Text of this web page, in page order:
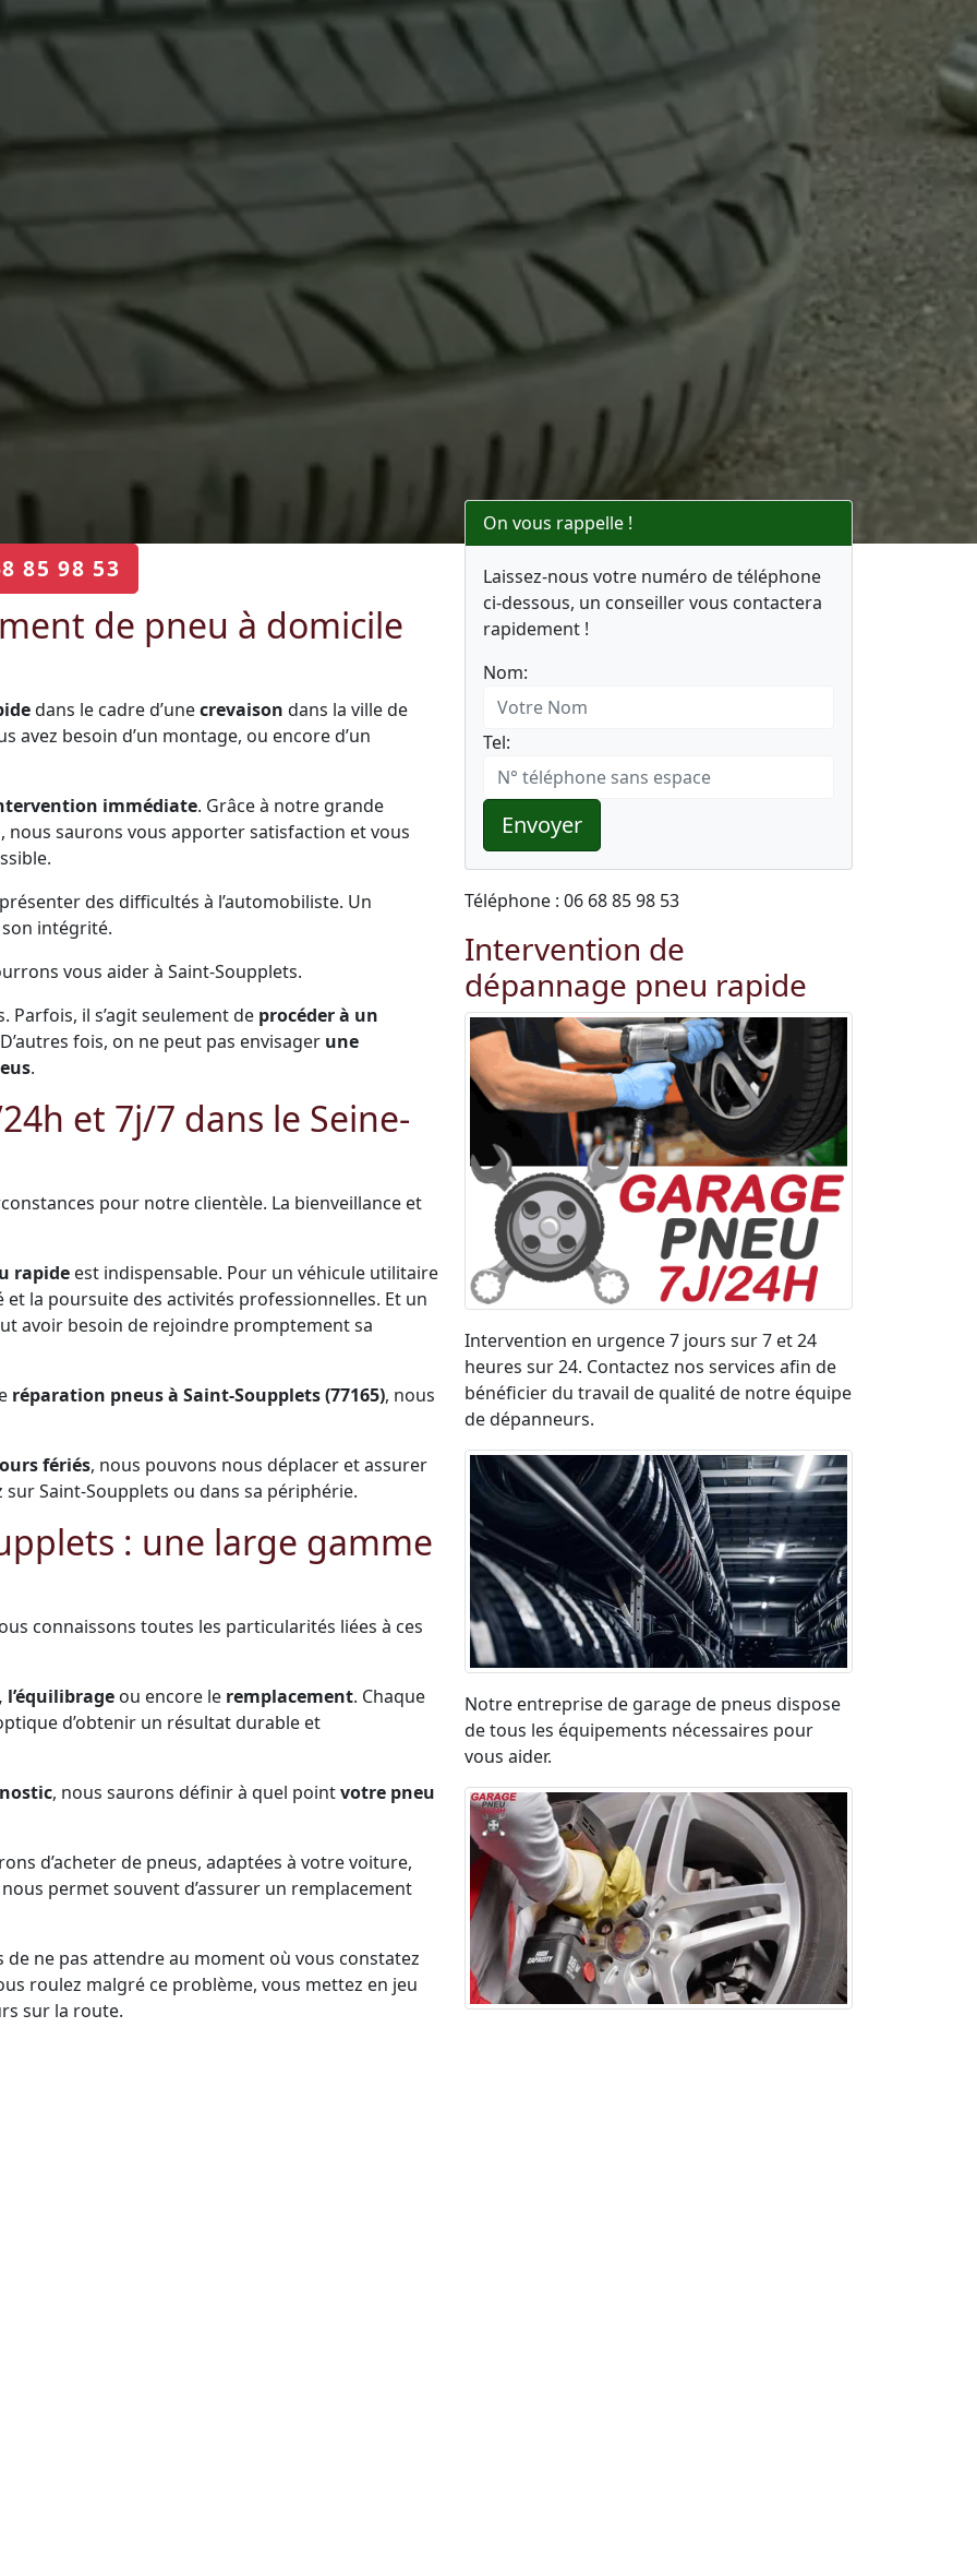
85 98 53
de pneu à domicile
dans le cadre d’unecrevaison dans la ville de
avez besoin d’un montage, ou encore d’un
immédiate. Grâce à notre grande
nous saurons vous apporter satisfaction et vous
des difficultés à l’automobiliste. Un
intégrité.
vous aider à Saint-Soupplets.
Parfois, il s’agit seulement de procéder à un
fois, on ne peut pas envisager une
.
et 7j/7 dans le Seine-
pour notre clientèle. La bienveillance et
rapide est indispensable. Pour un véhicule utilitaire
la poursuite des activités professionnelles. Et un
avoir besoin de rejoindre promptement sa
réparation pneus à Saint-Soupplets (77165), nous
fériés, nous pouvons nous déplacer et assurer
Saint-Soupplets ou dans sa périphérie.
: une large gamme
connaissons toutes les particularités liées à ces
ou encore le remplacement. Chaque
d’obtenir un résultat durable et
, nous saurons définir à quel pointvotre pneu
d’acheter de pneus, adaptées à votre voiture,
permet souvent d’assurer un remplacement
ne pas attendre au moment où vous constatez
roulez malgré ce problème, vous mettez en jeu
sur la route.
On vous rappelle !
Laissez-nous votre numéro de téléphone
ci-dessous, un conseiller vous contactera
rapidement !
Nom:
Tel:
Envoyer
Téléphone : 06 68 85 98 53
Intervention de
dépannage pneu rapide
Intervention en urgence 7 jours sur 7 et 24
heures sur 24. Contactez nos services afin de
bénéficier du travail de qualité de notre équipe
de dépanneurs.
Notre entreprise de garage de pneus dispose
de tous les équipements nécessaires pour
vous aider.